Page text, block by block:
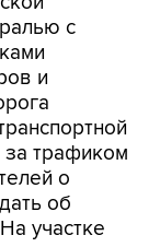
и
трафиком
о
об
участке
оснащен